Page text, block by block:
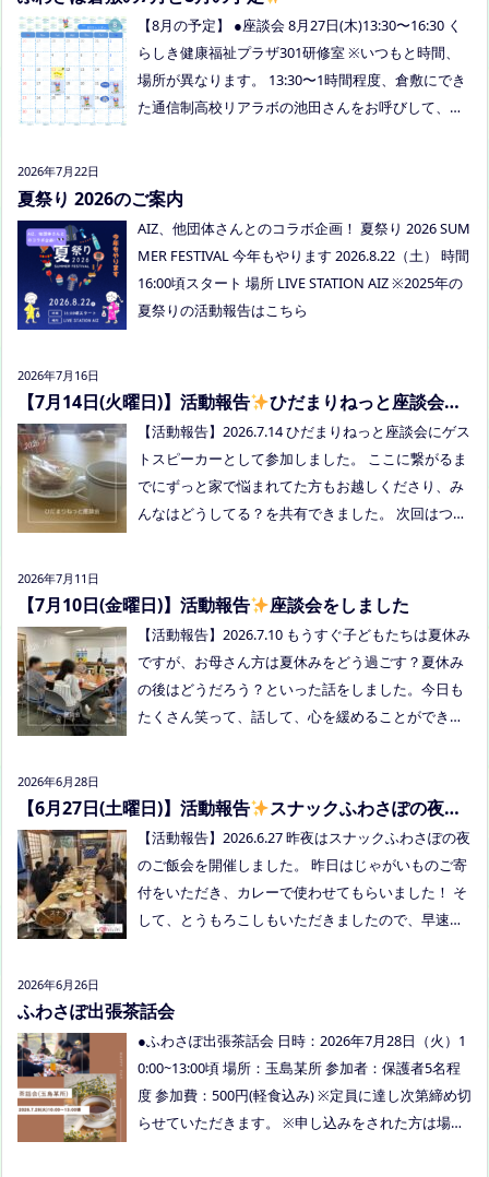
【8月の予定】 ●座談会 8月27日(木)13:30〜16:30 く
らしき健康福祉プラザ301研修室 ※いつもと時間、
場所が異なります。 13:30〜1時間程度、倉敷にでき
た通信制高校リアラボの池田さんをお呼びして、通
でお知らせください。 ●スナックふわさぽ(夜のごは
まつフリースクール(岡山市南区植松312-6) 参加者：
ただきます。 参加費：中学生以上500円、小学生200
円、乳幼児無料 ※お申し込みはこちらから https://f
orms.gle/Vhs62HxfDKduZMeV8 ●ひだまりねっと座
談会(北村がゲストスピーカーで参加します) 場所：
つむぎ高梁（高梁市横町1072-1） 日時：令和8年8月
画！夏祭り！ 日時:2026年8月22日(土)16:00〜20:00
頃 場所：LIVE STATION AIZ(倉敷市玉島阿賀崎2-3-55)
内容：音楽あり、ゲームあり、食べ物ありの多世代
交流夏祭りです。
2026年7月22日
夏祭り 2026のご案内
AIZ、他団体さんとのコラボ企画！ 夏祭り 2026 SUM
MER FESTIVAL 今年もやります 2026.8.22（土） 時間
16:00頃スタート 場所 LIVE STATION AIZ ※2025年の
夏祭りの活動報告はこちら
2026年7月16日
【7月14日(火曜日)】活動報告
ひだまりねっと座談会に
参加しました
【活動報告】2026.7.14 ひだまりねっと座談会にゲス
トスピーカーとして参加しました。 ここに繋がるま
でにずっと家で悩まれてた方もお越しくださり、み
んなはどうしてる？を共有できました。 次回はつむ
2026年7月11日
【7月10日(金曜日)】活動報告 座談会をしました
【活動報告】2026.7.10 もうすぐ子どもたちは夏休み
ですが、お母さん方は夏休みをどう過ごす？夏休み
の後はどうだろう？といった話をしました。今日も
たくさん笑って、話して、心を緩めることができま
ご予約してくださいね。
2026年6月28日
【6月27日(土曜日)】活動報告
スナックふわさぽの夜の
ご飯会を開催しました【活動報告】2026.6.27 昨夜はスナックふわさぽの夜
のご飯会を開催しました。 昨日はじゃがいものご寄
付をいただき、カレーで使わせてもらいました！ そ
して、とうもろこしもいただきましたので、早速茹
多く、お母さまの困ってる、だけではなく、ご家族
2026年6月26日
ふわさぽ出張茶話会
●ふわさぽ出張茶話会 日時：2026年7月28日（火）1
0:00~13:00頃 場所：玉島某所 参加者：保護者5名程
度 参加費：500円(軽食込み) ※定員に達し次第締め切
らせていただきます。 ※申し込みをされた方は場所